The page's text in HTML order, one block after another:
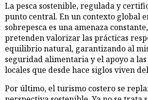
La pesca sostenible, regulada y
punto central. En un contexto global
sobrepesca es una amenaza
pretenden valorizar las prácticas
equilibrio natural, garantizando al
seguridad alimentaria y el apoyo a
locales que desde hace siglos viven
Por último, el turismo costero se